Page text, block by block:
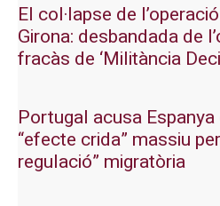
El col·lapse de
Girona: desbandada de
fracàs de ‘Militància
Portugal acusa
“efecte crida” massiu
regulació” migratòria